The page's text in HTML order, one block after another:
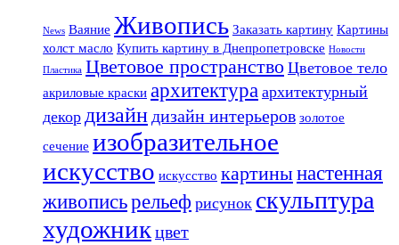
News Ваяние Живопись Заказать картину Картины
холст масло Купить картину в Днепропетровске Новости
Пластика Цветовое пространство Цветовое тело
акриловые краски архитектура архитектурный
декор дизайн дизайн интерьеров золотое
сечение изобразительное
искусство искусство картинынастенная
живописьрельеф рисунок скульптура
художникцвет